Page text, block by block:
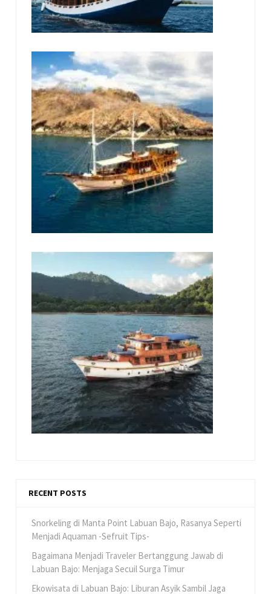
RECENT POSTS
Snorkeling di Manta Point Labuan Bajo, Rasanya Seperti
Menjadi Aquaman -Sefruit Tips-
Bagaimana Menjadi Traveler Bertanggung Jawab di
Labuan Bajo: Menjaga Secuil Surga Timur
Ekowisata di Labuan Bajo: Liburan Asyik Sambil Jaga